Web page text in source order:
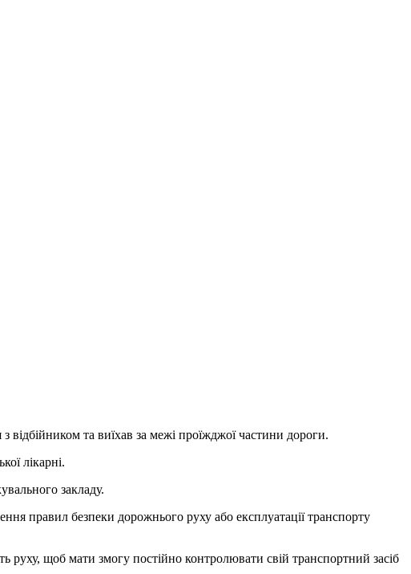
та виїхав за межі проїжджої частини дороги.
лікарні.
закладу.
правил безпеки дорожнього руху або експлуатації транспорту
руху, щоб мати змогу постійно контролювати свій транспортний засіб